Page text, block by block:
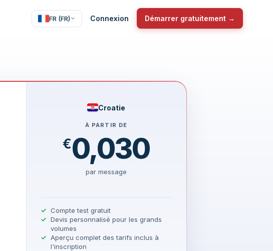
FR (FR) Connexion Démarrer gratuitement →
Croatie
À PARTIR DE
€0,030
par message
Compte test gratuit
Devis personnalisé pour les grands
volumes
Aperçu complet des tarifs inclus à
l'inscription